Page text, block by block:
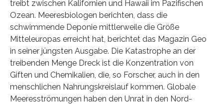
treibt zwischen Kalifornien und Hawaii im Pazifischen
Ozean. Meeresbiologen berichten, dass die
schwimmende Deponie mittlerweile die Größe
Mitteleuropas erreicht hat, berichtet das Magazin Geo
in seiner jüngsten Ausgabe. Die Katastrophe an der
treibenden Menge Dreck ist die Konzentration von
Giften und Chemikalien, die, so Forscher, auch in den
menschlichen Nahrungskreislauf kommen. Globale
Meeresströmungen haben den Unrat in den Nord-